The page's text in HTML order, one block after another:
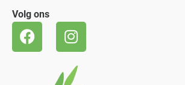
Volg ons